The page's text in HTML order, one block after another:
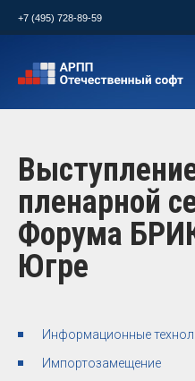
+7 (495) 728-89-59
пленарной
Форума
Югре
Информационные
Импортозамещение